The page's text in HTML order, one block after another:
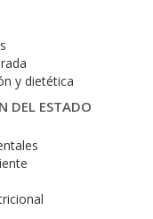
y dietética
DEL ESTADO